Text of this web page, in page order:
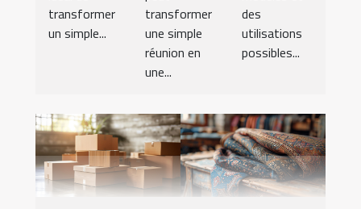
transformer
un simple...
transformer
une simple
réunion en
une...
des
utilisations
possibles...